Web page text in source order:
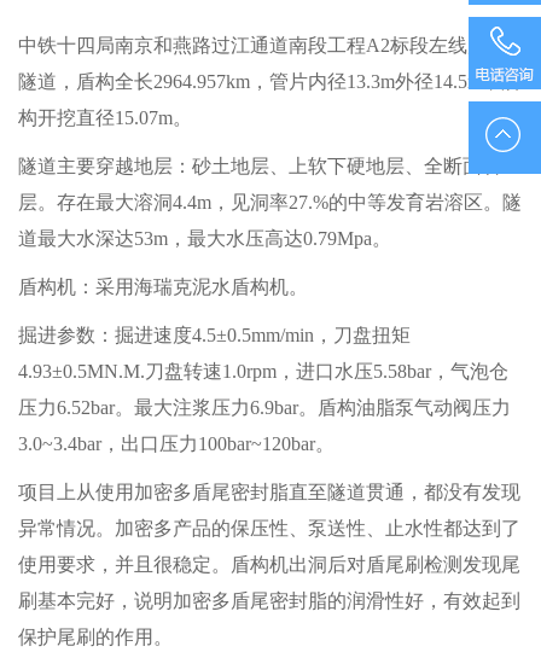
中铁十四局南京和燕路过江通道南段工程A2标段左线盾构
隧道，盾构全长2964.957km，管片内径13.3m外径14.5m，盾
构开挖直径15.07m。
隧道主要穿越地层：砂土地层、上软下硬地层、全断面岩
层。存在最大溶洞4.4m，见洞率27.%的中等发育岩溶区。隧
道最大水深达53m，最大水压高达0.79Mpa。
盾构机：采用海瑞克泥水盾构机。
掘进参数：掘进速度4.5±0.5mm/min，刀盘扭矩
4.93±0.5MN.M.刀盘转速1.0rpm，进口水压5.58bar，气泡仓
压力6.52bar。最大注浆压力6.9bar。盾构油脂泵气动阀压力
3.0~3.4bar，出口压力100bar~120bar。
项目上从使用加密多盾尾密封脂直至隧道贯通，都没有发现
异常情况。加密多产品的保压性、泵送性、止水性都达到了
使用要求，并且很稳定。盾构机出洞后对盾尾刷检测发现尾
刷基本完好，说明加密多盾尾密封脂的润滑性好，有效起到
保护尾刷的作用。
010-
88851833